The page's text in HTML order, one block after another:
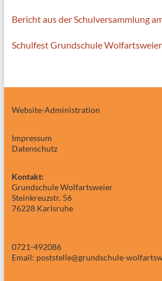
Bericht aus der Schulversammlung
Schulfest Grundschule Wolfartsweier
Website-Administration
Impressum
Datenschutz
Kontakt:
Grundschule Wolfartsweier
Steinkreuzstr. 56
76228 Karlsruhe
0721-492086
Email: poststelle@grundschule-